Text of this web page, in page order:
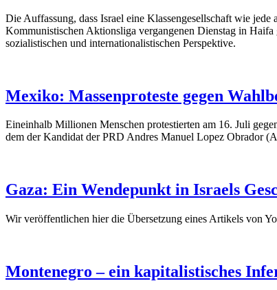
Die Auffassung, dass Israel eine Klassengesellschaft wie
Kommunistischen Aktionsliga vergangenen Dienstag in
sozialistischen und internationalistischen Perspektive.
Mexiko: Massenproteste gegen
Eineinhalb Millionen Menschen protestierten am 16. Juli
dem der Kandidat der PRD Andres Manuel Lopez Obrador
Gaza: Ein Wendepunkt in Israels
Wir veröffentlichen hier die Übersetzung eines Artikels von
Montenegro – ein kapitalistisches